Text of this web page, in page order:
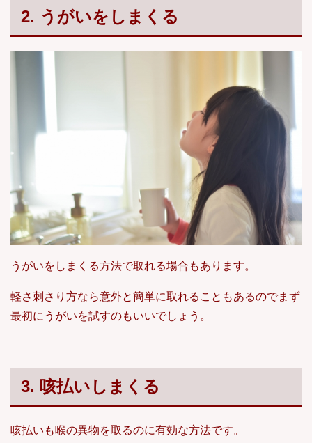
2. うがいをしまくる
うがいをしまくる方法で取れる場合もあります。
軽さ刺さり方なら意外と簡単に取れることもあるのでまず
最初にうがいを試すのもいいでしょう。
3. 咳払いしまくる
咳払いも喉の異物を取るのに有効な方法です。